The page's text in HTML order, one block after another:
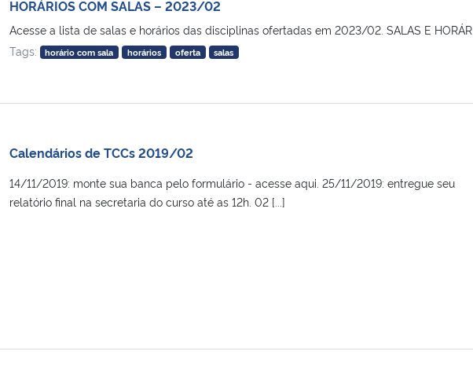
HORÁRIOS COM SALAS – 2023/02
Acesse a lista de salas e horários das disciplinas ofertadas em 2023/02. SALAS E
Tags:
horário com sala horários oferta salas
Calendários de TCCs 2019/02
14/11/2019: monte sua banca pelo formulário - acesse aqui. 25/11/2019: entregue seu
relatório final na secretaria do curso até as 12h. 02 [...]